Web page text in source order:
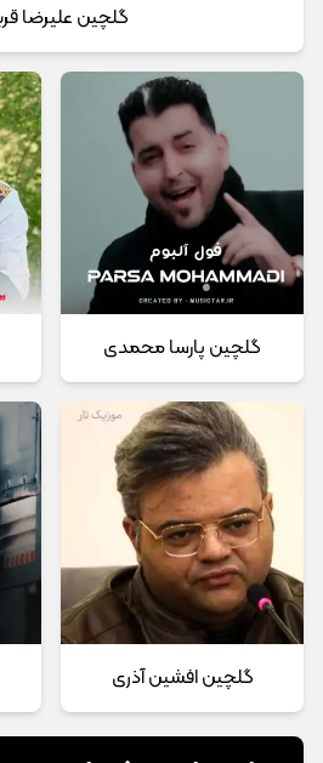
گلچین علیرضا
گلچین پارسا محمدی
گلچین افشین آذری